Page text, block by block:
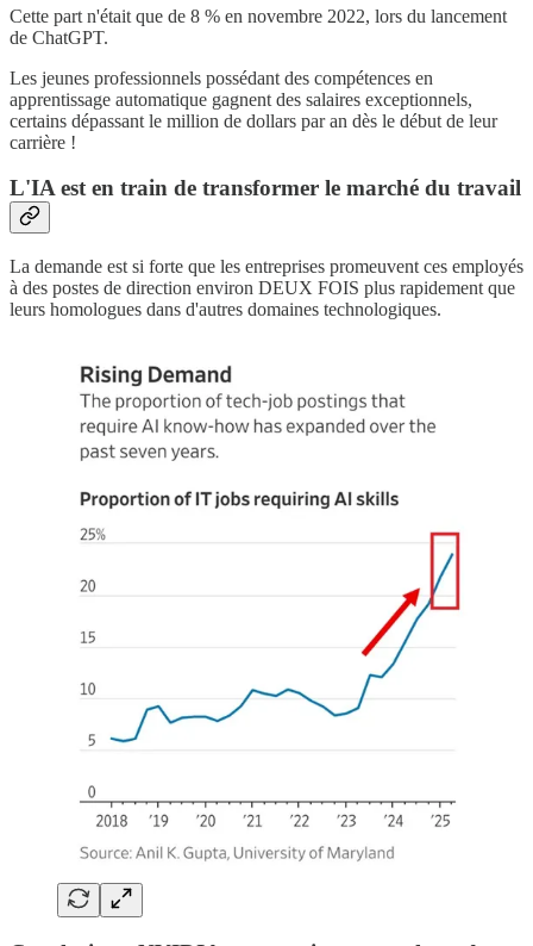
Cette part n'était que de 8 % en novembre 2022, lors du lancement
de ChatGPT.
Les jeunes professionnels possédant des compétences en
apprentissage automatique gagnent des salaires exceptionnels,
certains dépassant le million de dollars par an dès le début de leur
carrière !
L'IA est en train de transformer le marché du travail
La demande est si forte que les entreprises promeuvent ces employés
à des postes de direction environ DEUX FOIS plus rapidement que
leurs homologues dans d'autres domaines technologiques.